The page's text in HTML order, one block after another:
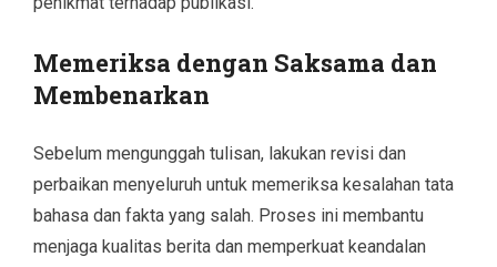
Memeriksa dengan Saksama dan
Membenarkan
Sebelum mengunggah tulisan, lakukan revisi dan
perbaikan menyeluruh untuk memeriksa kesalahan tata
bahasa dan fakta yang salah. Proses ini membantu
menjaga kualitas berita dan memperkuat keandalan